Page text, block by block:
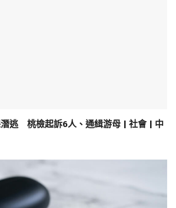
潛逃 桃檢起訴6人、通緝游母 | 社會 | 中